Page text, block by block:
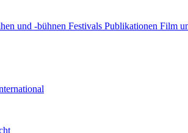
und -bühnen Festivals Publikationen Film